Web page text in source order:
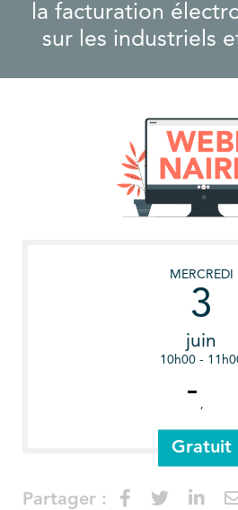
la facturation
sur les industriels
MERCREDI
3
juin
10h00 -
,
Gratuit
Partager :